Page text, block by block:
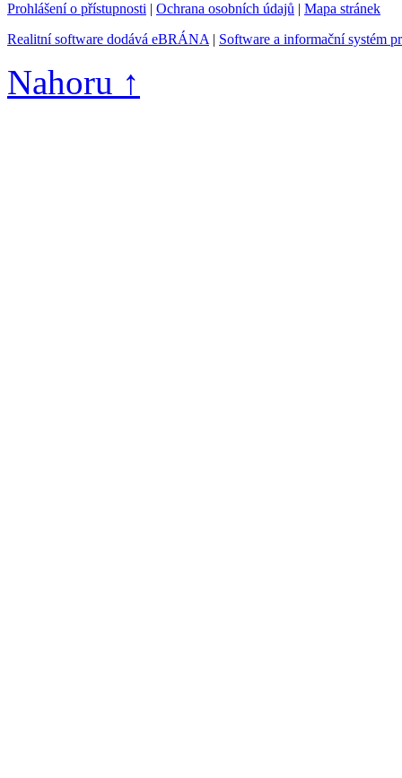
Prohlášení o přístupnosti | Ochrana osobních údajů | Mapa stránek
Realitní software dodává eBRÁNA| Software a informační systém
Nahoru ↑